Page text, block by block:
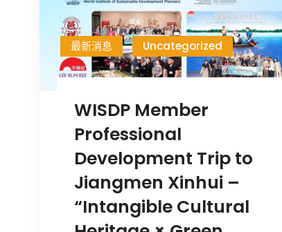
最新消息 Uncategorized
WISDP Member
Professional
Development Trip to
Jiangmen Xinhui –
“Intangible Cultural